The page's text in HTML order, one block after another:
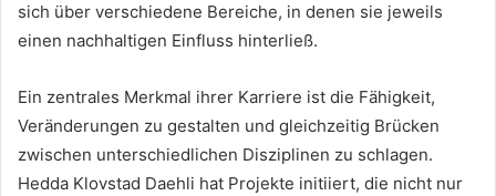
sich über verschiedene Bereiche, in denen sie jeweils
einen nachhaltigen Einfluss hinterließ.
Ein zentrales Merkmal ihrer Karriere ist die Fähigkeit,
Veränderungen zu gestalten und gleichzeitig Brücken
zwischen unterschiedlichen Disziplinen zu schlagen.
Hedda Klovstad Daehli hat Projekte initiiert, die nicht nur